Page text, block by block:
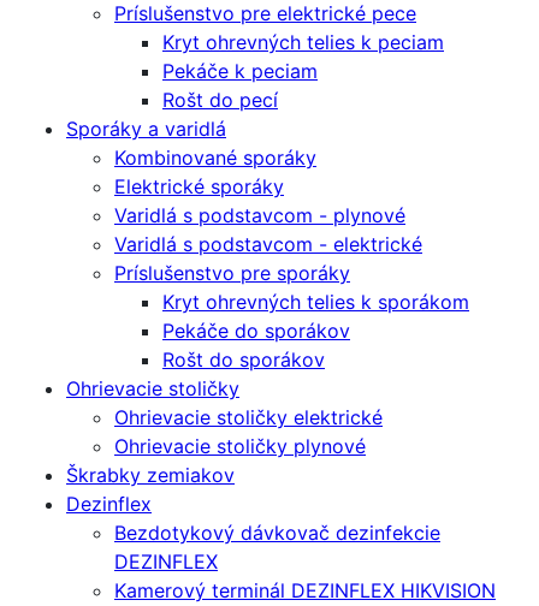
Príslušenstvo pre elektrické pece
Kryt ohrevných telies k peciam
Pekáče k peciam
Rošt do pecí
Sporáky a varidlá
Kombinované sporáky
Elektrické sporáky
Varidlá s podstavcom - plynové
Varidlá s podstavcom - elektrické
Príslušenstvo pre sporáky
Kryt ohrevných telies k sporákom
Pekáče do sporákov
Rošt do sporákov
Ohrievacie stoličky
Ohrievacie stoličky elektrické
Ohrievacie stoličky plynové
Škrabky zemiakov
Dezinflex
Bezdotykový dávkovač dezinfekcie
DEZINFLEX
Kamerový terminál DEZINFLEX HIKVISION